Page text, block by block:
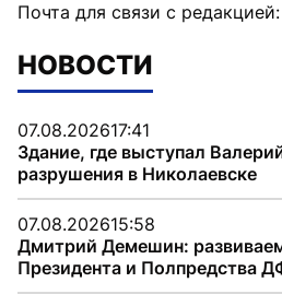
Почта для связи с редакцией:
НОВОСТИ
07.08.202617:41
Здание, где выступал
разрушения в Николаевске
07.08.202615:58
Дмитрий Демешин:
Президента и Полпредства